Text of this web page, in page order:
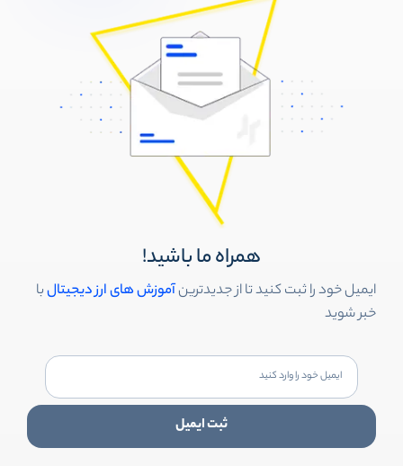
همراه ما باشید!
ایمیل خود را ثبت کنید تا از جدیدترینآموزش های ارز دیجیتالبا
خبر شوید
ثبت ایمیل